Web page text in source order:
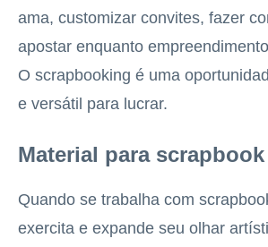
ama, customizar convites, fazer
apostar enquanto
O scrapbooking é uma
e versátil para lucrar.
Material para scrapbook
Quando se trabalha com
exercita e expande seu olhar